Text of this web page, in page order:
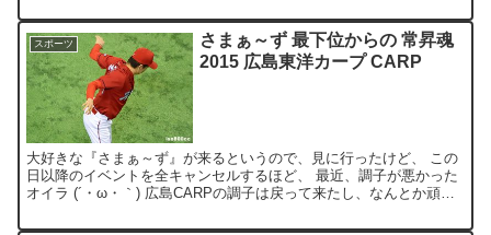
スポーツ
さまぁ～ず 最下位からの 常昇魂
2015 広島東洋カープ CARP
大好きな『さまぁ～ず』が来るというので、見に行ったけど、 この
日以降のイベントを全キャンセルするほど、 最近、調子が悪かった
オイラ (´・ω・｀) 広島CARPの調子は戻って来たし、なんとか頑張